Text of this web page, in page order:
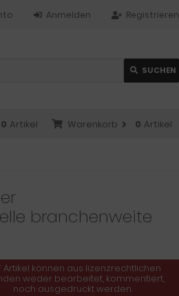
Registrieren
Anmelden
SUCHEN
Warenkorb 0 Artikel
0 Artikel
branchenweite
Artikel können aus lizenzrechtlichen
weder bearbeitet, kommentiert,
noch ausgedruckt werden.